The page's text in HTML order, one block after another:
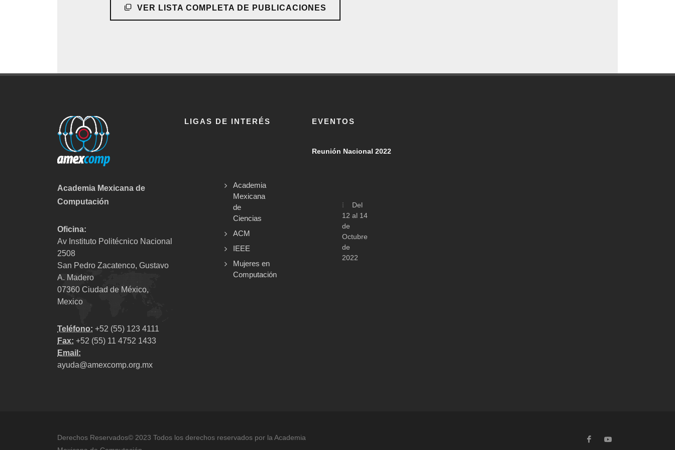
VER LISTA COMPLETA DE PUBLICACIONES
Academia Mexicana de
Computación
Oficina:
Av Instituto Politécnico Nacional
2508
San Pedro Zacatenco, Gustavo
A. Madero
07360 Ciudad de México,
Mexico
Teléfono: +52 (55) 123 4111
Fax: +52 (55) 11 4752 1433
Email:
ayuda@amexcomp.org.mx
LIGAS DE INTERÉS
Academia
Mexicana
de
Ciencias
ACM
IEEE
Mujeres en
Computación
EVENTOS
Reunión Nacional 2022
Del
12 al 14
de
Octubre
de
2022
Derechos Reservados© 2023 Todos los derechos reservados por la Academia